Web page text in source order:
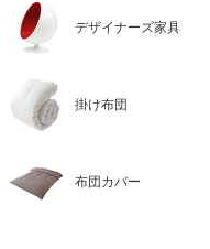
デザイナーズ家具
掛け布団
布団カバー